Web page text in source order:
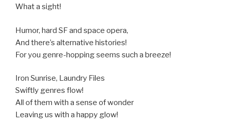
What a sight!
Humor, hard SF and space opera,
And there’s alternative histories!
For you genre-hopping seems such a breeze!
Iron Sunrise, Laundry Files
Swiftly genres flow!
All of them with a sense of wonder
Leaving us with a happy glow!